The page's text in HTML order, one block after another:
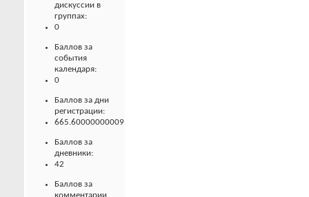
дискуссии в
группах:
0
Баллов за
события
календаря:
0
Баллов за дни
регистрации:
665.60000000009
Баллов за
дневники:
42
Баллов за